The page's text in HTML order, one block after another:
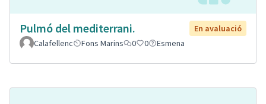
Pulmó del mediterrani.
En avaluació
Calafellenc
Fons Marins 0 0 Esmena